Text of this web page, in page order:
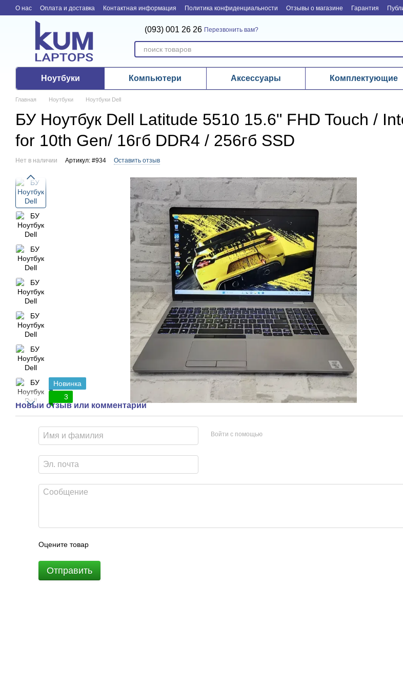
Перейти к основному контенту
О нас Оплата и доставка Контактная информация Политика конфиденциальности Отзывы о магазине Гарантия
(093) 001 26 26 Перезвонить вам?
Ноутбуки Компьютери Аксессуары Комплектующие
Главная Ноутбуки Ноутбуки Dell
БУ Ноутбук Dell Latitude 5510 15.6" FHD Touch /
for 10th Gen/ 16гб DDR4 / 256гб SSD
Нет в наличии Артикул: #934 Оставить отзыв
Новинка
3
Новый отзыв или комментарий
Войти с помощью
Оцените товар
Отправить